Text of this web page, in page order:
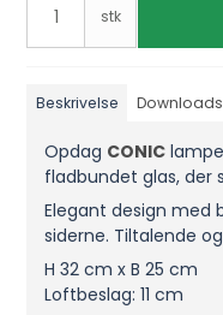
stk
Beskrivelse
Opdag CONIC
fladbundet glas, der
Elegant design med
siderne. Tiltalende
H 32 cm x B 25 cm
Loftbeslag: 11 cm